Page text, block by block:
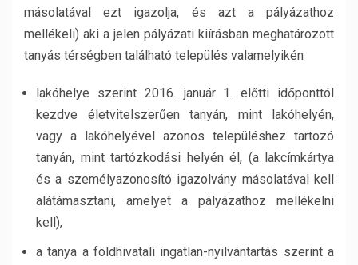
másolatával ezt igazolja, és azt a pályázathoz
mellékeli) aki a jelen pályázati kiírásban meghatározott
tanyás térségben található település valamelyikén
lakóhelye szerint 2016. január 1. előtti időponttól
kezdve életvitelszerűen tanyán, mint lakóhelyén,
vagy a lakóhelyével azonos településhez tartozó
tanyán, mint tartózkodási helyén él, (a lakcímkártya
és a személyazonosító igazolvány másolatával kell
alátámasztani, amelyet a pályázathoz mellékelni
kell),
a tanya a földhivatali ingatlan-nyilvántartás szerint a